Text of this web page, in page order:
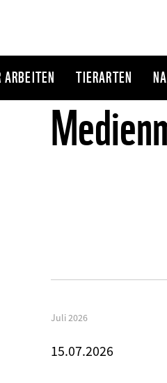
TIERARTEN
Juli 2026
15.07.2026